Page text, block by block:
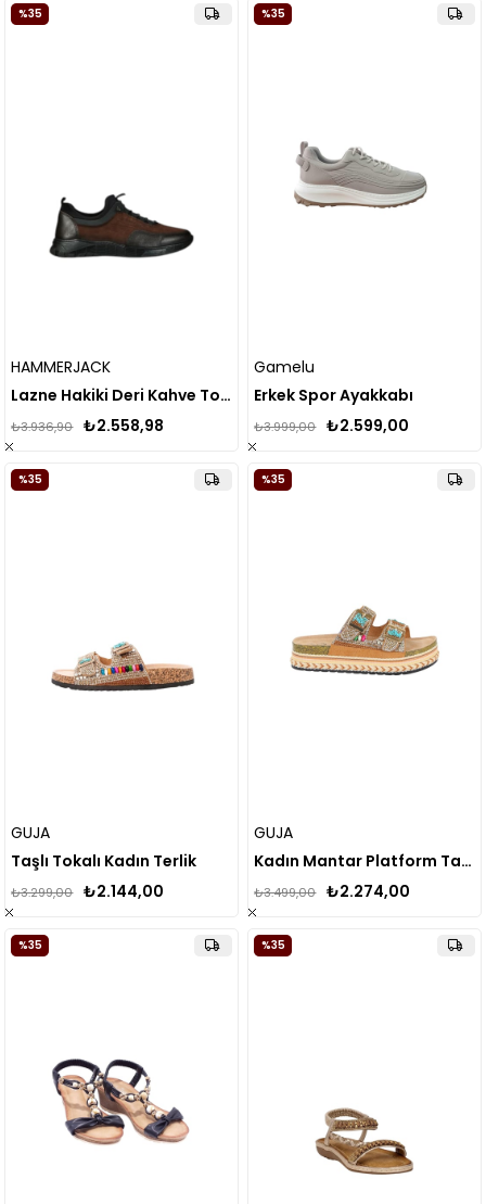
HAMMERJACK
Lazne Hakiki Deri Kahve Torje Erkek Günlük Ayakkabı
₺2.558,98
₺3.936,90
%35
Gamelu
Erkek Spor Ayakkabı
₺2.599,00
₺3.999,00
%35
GUJA
Taşlı Tokalı Kadın Terlik
₺2.144,00
₺3.299,00
%35
GUJA
Kadın Mantar Platform Taban Taşlı Çift Tokalı Comfort Terlik 25y103
₺2.274,00
₺3.499,00
%35
%35 %35